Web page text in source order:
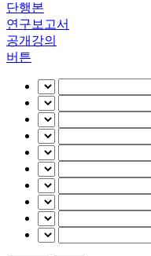
단행본
연구보고서
공개강의
버튼